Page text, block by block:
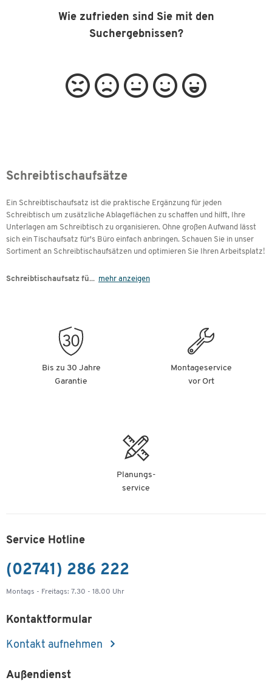
Wie zufrieden sind Sie mit den
Suchergebnissen?
Schreibtischaufsätze
Ein Schreibtischaufsatz ist die praktische Ergänzung für jeden
Schreibtisch um zusätzliche Ablageflächen zu schaffen und hilft, Ihre
Unterlagen am Schreibtisch zu organisieren. Ohne großen Aufwand lässt
sich ein Tischaufsatz für's Büro einfach anbringen. Schauen Sie in unser
Sortiment an Schreibtischaufsätzen und optimieren Sie Ihren Arbeitsplatz!
Schreibtischaufsatz fü... mehr anzeigen
Bis zu 30 Jahre
Garantie
Montageservice
vor Ort
Planungs-
service
Service Hotline
(02741) 286 222
Montags - Freitags: 7.30 - 18.00 Uhr
Kontaktformular
Kontakt aufnehmen
Außendienst